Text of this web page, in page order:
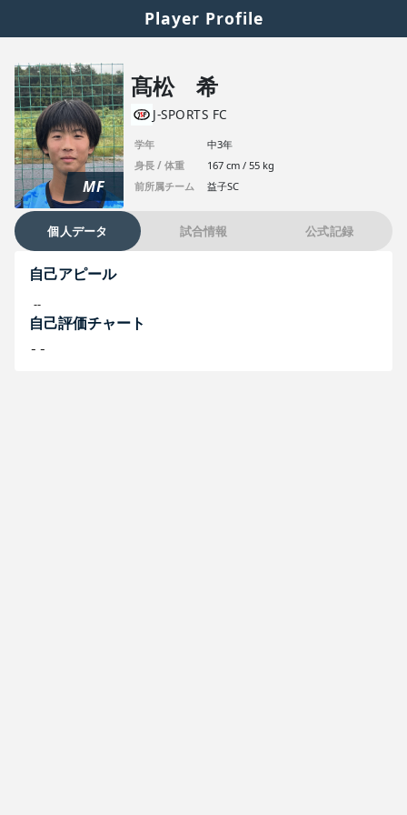
Player Profile
MF
髙松 希
J-SPORTS FC
学年
中3年
身長 / 体重
167 cm / 55 kg
前所属チーム
益子SC
個人データ 試合情報 公式記録
自己アピール
--
自己評価チャート
--